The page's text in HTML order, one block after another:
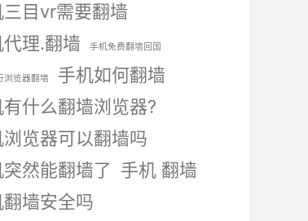
三目vr需要翻墙
代理.翻墙
手机免费翻墙回国
浏览器翻墙
手机如何翻墙
有什么翻墙浏览器?
浏览器可以翻墙吗
然能翻墙了 手机 翻墙
翻墙安全吗